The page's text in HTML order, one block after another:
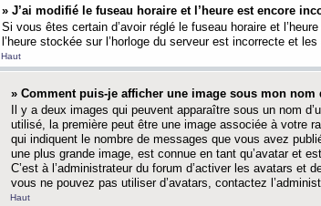
» J’ai modifié le fuseau horaire et l’heure est encore
Si vous êtes certain d’avoir réglé le fuseau horaire et
l’heure stockée sur l’horloge du serveur est incorrecte et
Haut
» Comment puis-je afficher une image sous mon nom
Il y a deux images qui peuvent apparaître sous un nom
utilisé, la première peut être une image associée à votre
qui indiquent le nombre de messages que vous avez
une plus grande image, est connue en tant qu’avatar et
C’est à l’administrateur du forum d’activer les avatars
vous ne pouvez pas utiliser d’avatars, contactez
Haut